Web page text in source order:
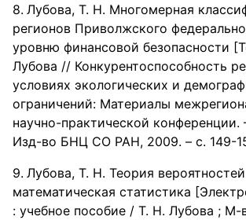
Лубова, Т. Н. Многомерная
регионов Приволжского
уровню финансовой безопасности
Лубова // Конкурентоспособность
условиях экологических и
ограничений: Материалы
научно-практической конференции.
Изд-во БНЦ СО РАН, 2009. – с. 149-
Лубова, Т. Н. Теория
математическая статистика
: учебное пособие / Т. Н. Лубова ; М-